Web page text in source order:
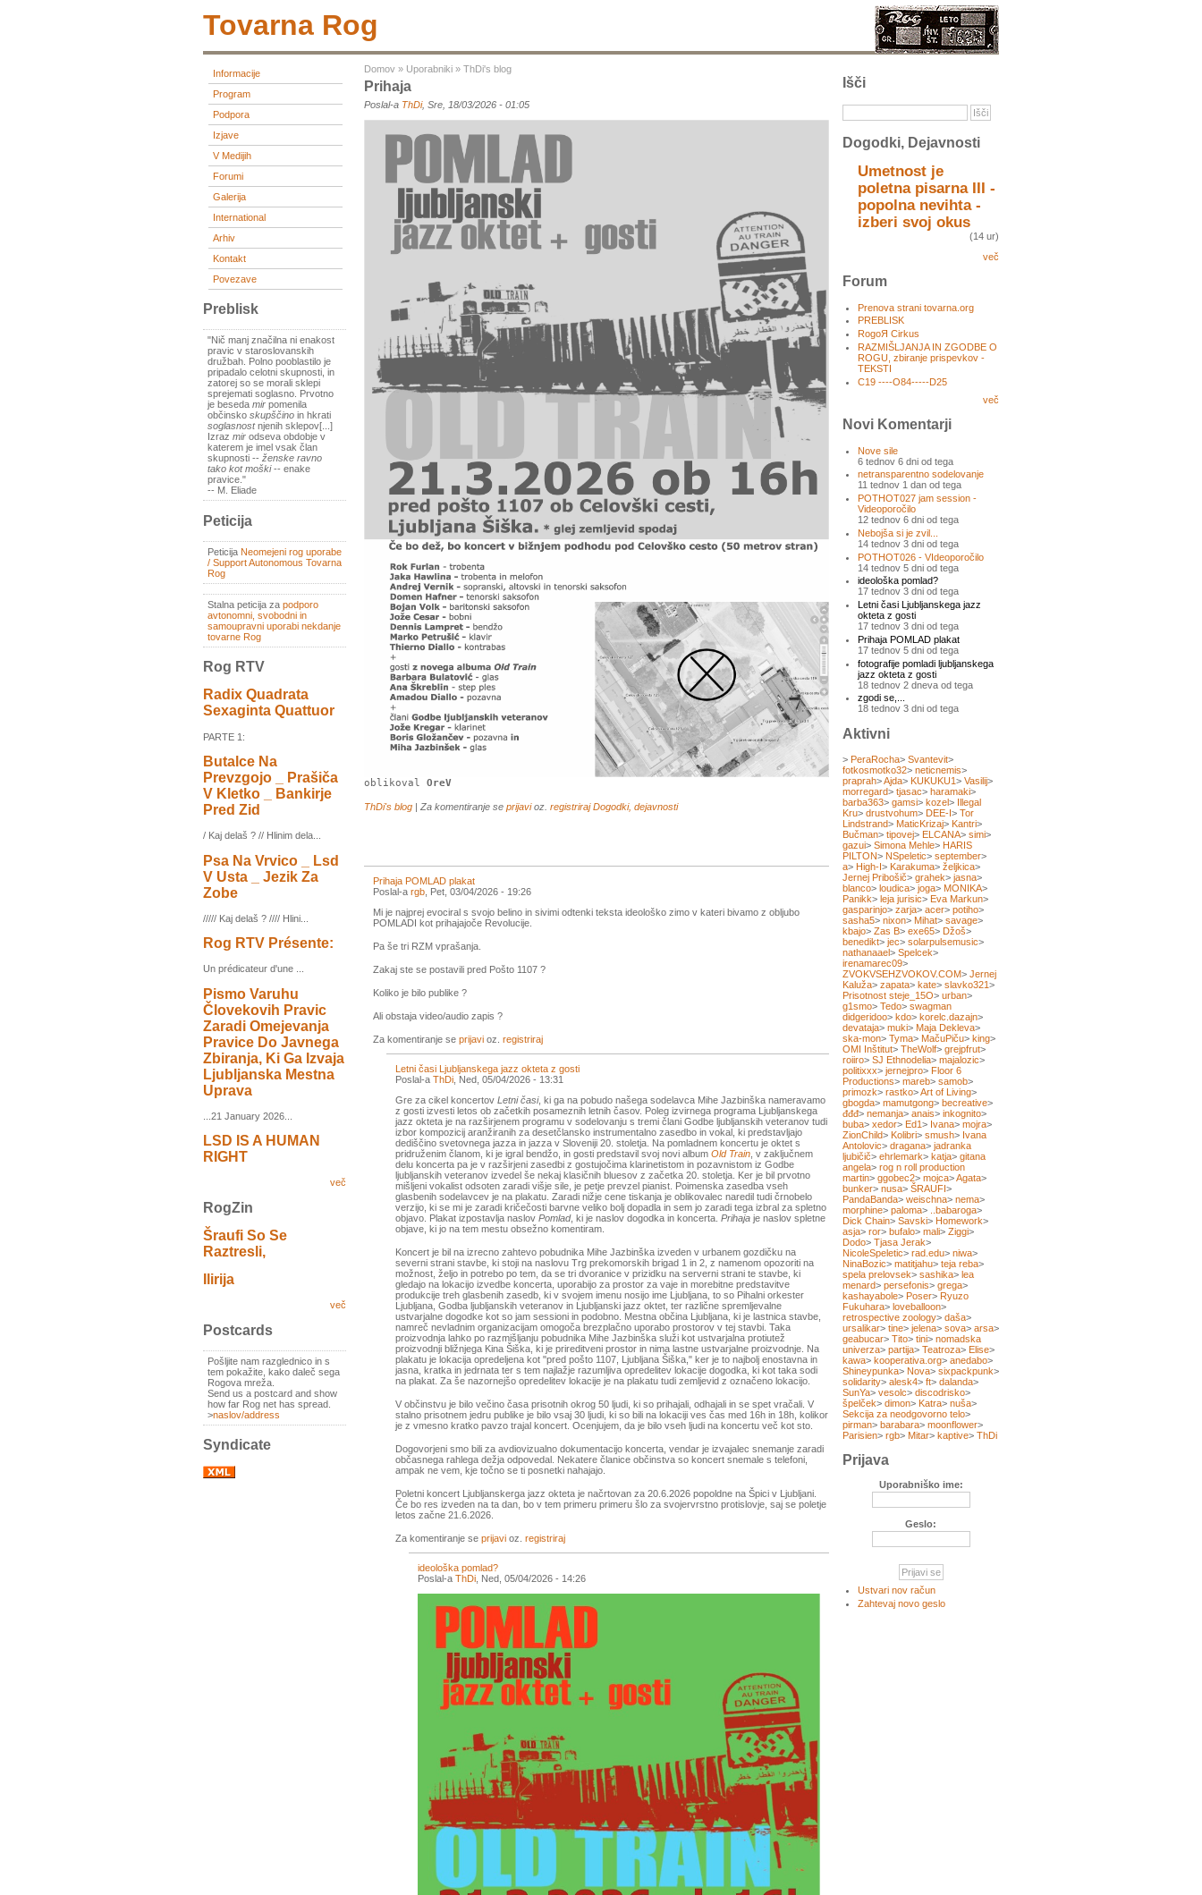
Tovarna Rog
Informacije
Program
Podpora
Izjave
V Medijih
Forumi
Galerija
International
Arhiv
Kontakt
Povezave
Preblisk
"Nič manj značilna ni enakost
pravic v staroslovanskih
družbah. Polno pooblastilo je
pripadalo celotni skupnosti, in
zatorej so se morali sklepi
sprejemati soglasno. Prvotno
je beseda mir pomenila
občinsko skupščino in hkrati
soglasnostnjenih sklepov[...]
Izraz mir odseva obdobje v
katerem je imel vsak član
skupnosti -- ženske ravno
tako kot moški-- enake
pravice."
-- M. Eliade
Peticija
Peticija Neomejeni rog uporabe
/ Support Autonomous Tovarna
Rog
Stalna peticija za podporo
avtonomni, svobodni in
samoupravni uporabi nekdanje
tovarne Rog
Rog RTV
Radix Quadrata
Sexaginta Quattuor
PARTE 1:
Butalce Na
Prevzgojo _ Prašiča
V Kletko _ Bankirje
Pred Zid
/ Kaj delaš ? // Hlinim dela...
Psa Na Vrvico _ Lsd
V Usta _ Jezik Za
Zobe
///// Kaj delaš ? //// Hlini...
Rog RTV Présente:
Un prédicateur d'une ...
Pismo Varuhu
Človekovih Pravic
Zaradi Omejevanja
Pravice Do Javnega
Zbiranja, Ki Ga Izvaja
Ljubljanska Mestna
Uprava
...21 January 2026...
LSD IS A HUMAN
RIGHT
več
RogZin
Šraufi So Se
Raztresli,
Ilirija
več
Postcards
Pošljite nam razglednico in s
tem pokažite, kako daleč sega
Rogova mreža.
Send us a postcard and show
how far Rog net has spread.
>naslov/address
Syndicate
Domov » Uporabniki » ThDi's blog
Prihaja
Poslal-a ThDi, Sre, 18/03/2026 - 01:05
oblikoval OreV
ThDi's blog | Za komentiranje se prijavioz. registriraj Dogodki, dejavnosti
Prihaja POMLAD plakat
Poslal-a rgb , Pet, 03/04/2026 - 19:26
Mi je najprej evociral s svojo belino in sivimi odtenki teksta ideološko zimo v kateri bivamo z obljubo
POMLADI kot prihajajoče Revolucije.
Pa še tri RZM vprašanja.
Zakaj ste se postavili pred Pošto 1107 ?
Koliko je bilo publike ?
Ali obstaja video/audio zapis ?
Za komentiranje se prijavi oz. registriraj
Letni časi Ljubljanskega jazz okteta z gosti
Poslal-a ThDi , Ned, 05/04/2026 - 13:31
Gre za cikel koncertov Letni časi, ki ga na pobudo našega sodelavca Mihe Jazbinška nameravamo
z gosti izvesti letos ob začetkih posameznih letnih časov. Poleg izvirnega programa Ljubljanskega
jazz okteta je na razširjenem programu v sodelovanju s tremi člani Godbe ljubljanskih veteranov tudi
izbor kompozicij aranžiranih za desetčlansko instrumentalno zasedbo in vokal, ki predstavljajo
dediščino svetovnega jazza in jazza v Sloveniji 20. stoletja. Na pomladnem koncertu je oktet s
pridruženim članom, ki je igral bendžo, in gosti predstavil svoj novi album Old Train , v zaključnem
delu koncerta pa je v razširjeni zasedbi z gostujočima klarinetistom in pozavnistom iz Godbe
ljubljanskih veteranov izvedel še nekaj klasičnih bluesov z začetka 20. stoletja. Ker je bil prvotno
mišljeni vokalist odsoten zaradi višje sile, je petje prevzel pianist. Poimenska zasedba vseh
glasbenih sodelavcev je na plakatu. Zaradi nižje cene tiskanja je oblikovalec naredil tudi črnobelo
verzijo, ki se mi je zaradi kričečosti barvne veliko bolj dopadla in sem jo zaradi tega izbral za spletno
objavo. Plakat izpostavlja naslov Pomlad, ki je naslov dogodka in koncerta. Prihaja je naslov spletne
objave, ki jo na tem mestu obsežno komentiram.
Koncert je bil na izrecno zahtevo pobudnika Mihe Jazbinška izveden v urbanem gozdičku na
severni strani stavbe, ki stoji na naslovu Trg prekomorskih brigad 1 in 2, z namenom opozoriti na
možnost, željo in potrebo po tem, da se tri dvoranice v prizidku na serverni strani te stavbe, ki
gledajo na lokacijo izvedbe koncerta, uporabijo za prostor za vaje in morebitne predstavitve
produkcije treh glasbenih zasedb, ki v svojem imenu nosijo ime Ljubljana, to so Pihalni orkester
Ljubljana, Godba ljubljanskih veteranov in Ljubljanski jazz oktet, ter različne spremljevalne
ustvarjalne dogodke kot so jam sessioni in podobno. Mestna občina Ljubljana, ki je lastnica stavbe,
namreč nevladnim organizacijam omogoča brezplačno uporabo prostorov v tej stavbi. Taka
proizvodnja lahko po razmišljanju pobudnika Mihe Jazbinška služi kot ustvarjalna protiutež
proizvodnji bližnjega Kina Šiška, ki je prireditveni prostor in nima lastne ustvarjalne proizvodnje. Na
plakatu je lokacija opredeljena kot "pred pošto 1107, Ljubljana Šiška," ker je to najbolj enostavna in
jasna, kratka in jedrnata ter s tem najlažje razumljiva opredelitev lokacije dogodka, ki kot taka sodi
na plakat. Za še nazornejšo opredelitev lokacije je na plakatu tudi zemljevid z označeno lokacijo.
V občinstvu je bilo večino časa prisotnih okrog 50 ljudi, ki so prihajali, odhajali in se spet vračali. V
stalno prisotnem jedru publike je bilo vsaj 30 ljudi, ki so bili na lokaciji ves čas med 16h in 18h, kolikor
je z vmesno kratko pavzo trajal koncert. Ocenjujem, da je bilo vseh ljudi na koncertu več kot sto.
Dogovorjeni smo bili za avdiovizualno dokumentacijo koncerta, vendar je izvajalec snemanje zaradi
občasnega rahlega dežja odpovedal. Nekatere članice občinstva so koncert snemale s telefoni,
ampak ne vem, kje točno se ti posnetki nahajajo.
Poletni koncert Ljubljanskerga jazz okteta je načrtovan za 20.6.2026 popoldne na Špici v Ljubljani.
Če bo res izveden na ta dan, bo v tem primeru primeru šlo za svojervrstno protislovje, saj se poletje
letos začne 21.6.2026.
Za komentiranje se prijavi oz. registriraj
ideološka pomlad?
Poslal-a ThDi , Ned, 05/04/2026 - 14:26
Išči
Dogodki, Dejavnosti
Umetnost je
poletna pisarna III -
popolna nevihta -
izberi svoj okus
(14 ur)
več
Forum
Prenova strani tovarna.org
PREBLISK
RogoЯ Cirkus
RAZMIŠLJANJA IN ZGODBE O
ROGU, zbiranje prispevkov -
TEKSTI
C19 ----O84-----D25
več
Novi Komentarji
Nove sile
6 tednov 6 dni od tega
netransparentno sodelovanje
11 tednov 1 dan od tega
POTHOT027 jam session -
Videoporočilo
12 tednov 6 dni od tega
Nebojša si je zvil...
14 tednov 3 dni od tega
POTHOT026 - VIdeoporočilo
14 tednov 5 dni od tega
ideološka pomlad?
17 tednov 3 dni od tega
Letni časi Ljubljanskega jazz
okteta z gosti
17 tednov 3 dni od tega
Prihaja POMLAD plakat
17 tednov 5 dni od tega
fotografije pomladi ljubljanskega
jazz okteta z gosti
18 tednov 2 dneva od tega
zgodi se,...
18 tednov 3 dni od tega
Aktivni
> PeraRocha> Svantevit>
fotkosmotko32> neticnemis>
praprah>Ajda> KUKUKU1> Vasilij>
morregard> tjasac> haramaki>
barba363> gamsi> kozel> Illegal
Kru> drustvohum> DEE-I> Tor
Lindstrand> MaticKrizaj> Kantri>
Bučman> tipovej> ELCANA> simi>
gazui> Simona Mehle> HARIS
PILTON> NSpeletic> september>
a> High-I> Karakuma> željkica>
Jernej Pribošič> grahek> jasna>
blanco> loudica> joga> MONIKA>
Panikk> leja jurisic> Eva Markun>
gasparinjo> zarja> acer> potiho>
sasha5> nixon> Mihat> savage>
kbajo> Zas B> exe65> Džoš>
benedikt> jec> solarpulsemusic>
nathanaael> Spelcek>
irenamarec09>
ZVOKVSEHZVOKOV.COM> Jernej
Kaluža> zapata> kate> slavko321>
Prisotnost steje_15O> urban>
g1smo> Tedo> swagman
didgeridoo> kdo> korelc.dazajn>
devataja> muki> Maja Dekleva>
ska-mon> Tyma> MačuPiču> king>
OMI Inštitut> TheWolf> grejpfrut>
roiiro> SJ Ethnodelia> majalozic>
politixxx> jernejpro> Floor 6
Productions> mareb> samob>
primozk> rastko>Art of Living>
gbogda> mamutgong> becreative>
đđđ> nemanja> anais> inkognito>
buba> xedor> Ed1> Ivana> mojra>
ZionChild> Kolibri> smush> Ivana
Antolovic> dragana> jadranka
ljubičič> ehrlemark> katja> gitana
angela> rog n roll production
martin> ggobec2> mojca>Agata>
bunker> nusa> ŠRAUFI>
PandaBanda> weischna> nema>
morphine> paloma> ..babaroga>
Dick Chain> Savski> Homework>
asja> ror> bufalo> mali> Ziggi>
Dodo> Tjasa Jerak>
NicoleSpeletic> rad.edu> niwa>
NinaBozic> matitjahu> teja reba>
spela prelovsek> sashika> lea
menard> persefonis> grega>
kashayabole> Poser> Ryuzo
Fukuhara> loveballoon>
retrospective zoology> daša>
ursalikar> tine> jelena> sova> arsa>
geabucar> Tito> tini> nomadska
univerza> partija> Teatroza> Elise>
kawa> kooperativa.org> anedabo>
Shineypunka> Nova> sixpackpunk>
solidarity> alesk4> ft> dalanda>
SunYa> vesolc> discodrisko>
špelček> dimon> Katra> nuša>
Sekcija za neodgovorno telo>
pirman> barabara> moonflower>
Parisien> rgb> Mitar> kaptive> ThDi
Prijava
Uporabniško ime:
Geslo:
Ustvari nov račun
Zahtevaj novo geslo